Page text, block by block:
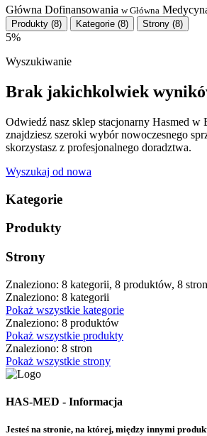
Główna Dofinansowania w Główna
Produkty (8) Kategorie (8) Strony (8)
5%
Wyszukiwanie
Brak jakichkolwiek
Odwiedź nasz sklep stacjonarny Hasmed w
znajdziesz szeroki wybór nowoczesnego
skorzystasz z profesjonalnego doradztwa.
Wyszukaj od nowa
Kategorie
Produkty
Strony
Znaleziono: 8 kategorii, 8 produktów, 8 stron
Znaleziono: 8 kategorii
Pokaż wszystkie kategorie
Znaleziono: 8 produktów
Pokaż wszystkie produkty
Znaleziono: 8 stron
Pokaż wszystkie strony
HAS-MED - Informacja
Jesteś na stronie, na której, między innymi